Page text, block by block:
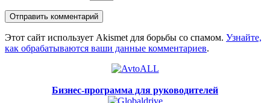
Этот сайт использует Akismet для борьбы со спамом. Узнайте,
как обрабатываются ваши данные комментариев.
Бизнес-программа для руководителей